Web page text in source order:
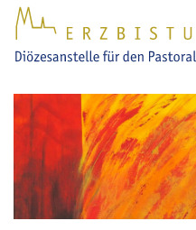
Zum Inhalt springen